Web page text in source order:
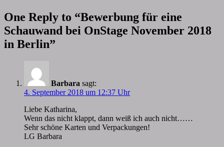
One Reply to “Bewerbung für eine
Schauwand bei OnStage November 2018
in Berlin”
Barbara sagt:
4. September 2018 um 12:37 Uhr
Liebe Katharina,
Wenn das nicht klappt, dann weiß ich auch nicht……
Sehr schöne Karten und Verpackungen!
LG Barbara